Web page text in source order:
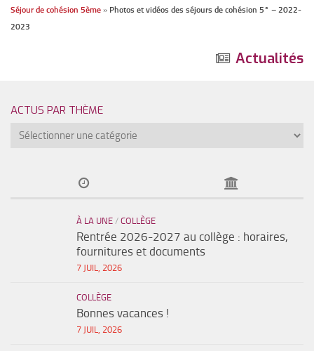
Séjour de cohésion 5ème » Photos et vidéos des séjours de cohésion 5° – 2022-
2023
Actualités
ACTUS PAR THÈME
À LA UNE / COLLÈGE
Rentrée 2026-2027 au collège : horaires,
fournitures et documents
7 JUIL, 2026
COLLÈGE
Bonnes vacances !
7 JUIL, 2026